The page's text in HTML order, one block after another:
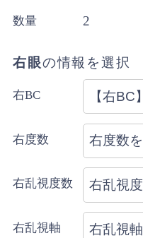
数量 2
右眼の情報を選択
右BC
右度数
右乱視度数
右乱視軸